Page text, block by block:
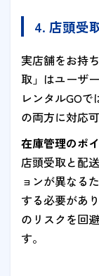
4. 店頭受
実店舗をお持
取」はユーザ
レンタルGO
の両方に対応
在庫管理のポ
店頭受取と配
ョンが異なる
する必要があ
のリスクを回
す。